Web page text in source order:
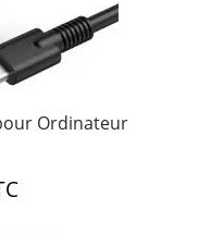
Ordinateur